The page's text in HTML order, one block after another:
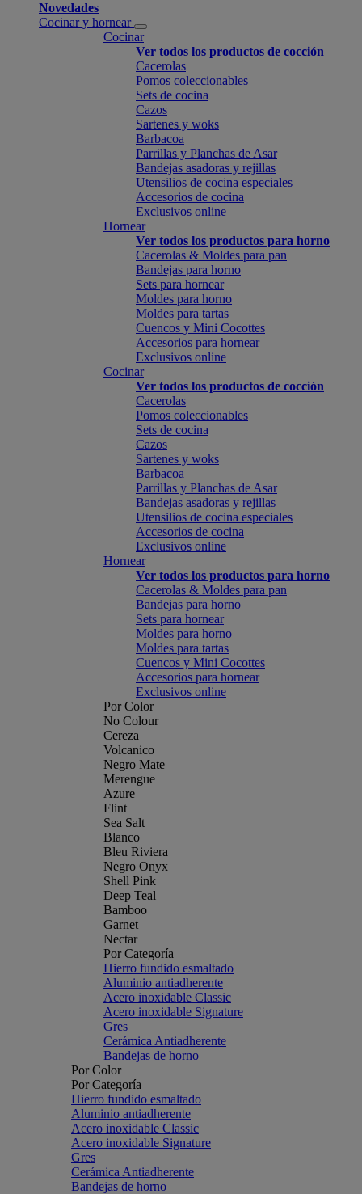
Novedades
Cocinar y hornear
Cocinar
Ver todos los productos de cocción
Cacerolas
Pomos coleccionables
Sets de cocina
Cazos
Sartenes y woks
Barbacoa
Parrillas y Planchas de Asar
Bandejas asadoras y rejillas
Utensilios de cocina especiales
Accesorios de cocina
Exclusivos online
Hornear
Ver todos los productos para horno
Cacerolas & Moldes para pan
Bandejas para horno
Sets para hornear
Moldes para horno
Moldes para tartas
Cuencos y Mini Cocottes
Accesorios para hornear
Exclusivos online
Cocinar
Ver todos los productos de cocción
Cacerolas
Pomos coleccionables
Sets de cocina
Cazos
Sartenes y woks
Barbacoa
Parrillas y Planchas de Asar
Bandejas asadoras y rejillas
Utensilios de cocina especiales
Accesorios de cocina
Exclusivos online
Hornear
Ver todos los productos para horno
Cacerolas & Moldes para pan
Bandejas para horno
Sets para hornear
Moldes para horno
Moldes para tartas
Cuencos y Mini Cocottes
Accesorios para hornear
Exclusivos online
Por Color
No Colour
Cereza
Volcanico
Negro Mate
Merengue
Azure
Flint
Sea Salt
Blanco
Bleu Riviera
Negro Onyx
Shell Pink
Deep Teal
Bamboo
Garnet
Nectar
Por Categoría
Hierro fundido esmaltado
Aluminio antiadherente
Acero inoxidable Classic
Acero inoxidable Signature
Gres
Cerámica Antiadherente
Bandejas de horno
Por Color
Por Categoría
Hierro fundido esmaltado
Aluminio antiadherente
Acero inoxidable Classic
Acero inoxidable Signature
Gres
Cerámica Antiadherente
Bandejas de horno